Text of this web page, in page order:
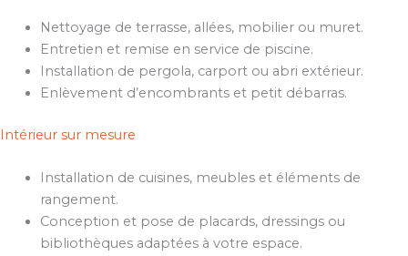
Nettoyage de terrasse, allées, mobilier ou muret.
Entretien et remise en service de piscine.
Installation de pergola, carport ou abri extérieur.
Enlèvement d’encombrants et petit débarras.
Intérieur sur mesure
Installation de cuisines, meubles et éléments de
rangement.
Conception et pose de placards, dressings ou
bibliothèques adaptées à votre espace.